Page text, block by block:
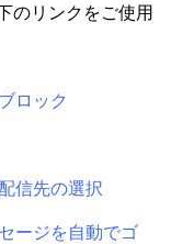
のリンクをご使用
ロック
信先の選択
ージを自動でゴ